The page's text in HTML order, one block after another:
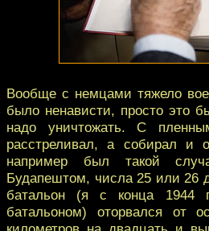
Вообще с немцами тяжело
было ненависти, просто это
надо уничтожать. С
расстреливал, а собирал и
например был такой
Будапештом, числа 25 или 26
батальон (я с конца 1944
батальоном) оторвался от